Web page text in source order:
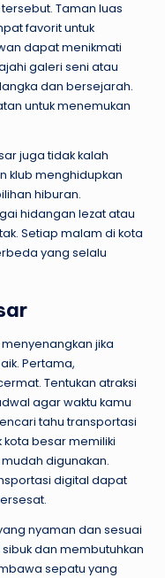
Taman luas
favorit untuk
dapat menikmati
galeri seni atau
dan bersejarah.
untuk menemukan
juga tidak kalah
klub menghidupkan
hiburan.
hidangan lezat atau
Setiap malam di kota
yang selalu
jika
Pertama,
Tentukan atraksi
agar waktu kamu
tahu transportasi
besar memiliki
digunakan.
digital dapat
nyaman dan sesuai
dan membutuhkan
sepatu yang